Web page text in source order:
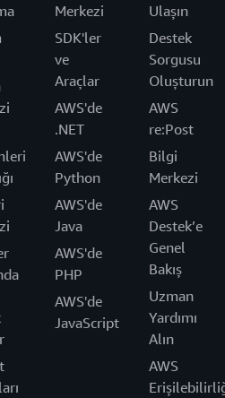
Merkezi
SDK'ler
ve
Araçlar
AWS'de
.NET
AWS'de
Python
AWS'de
Java
AWS'de
PHP
AWS'de
JavaScript
Ulaşın
Destek
Sorgusu
Oluşturun
AWS
re:Post
Bilgi
Merkezi
AWS
Destek’e
Genel
Bakış
Uzman
Yardımı
Alın
AWS